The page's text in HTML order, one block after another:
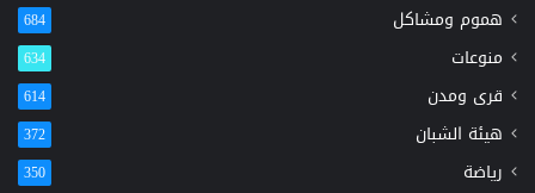
هموم ومشاكل 684
منوعات 634
قرى ومدن 614
هيئة الشبان 372
رياضة 350